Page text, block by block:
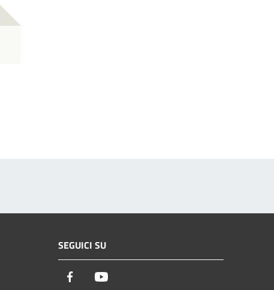
SEGUICI SU
Facebook